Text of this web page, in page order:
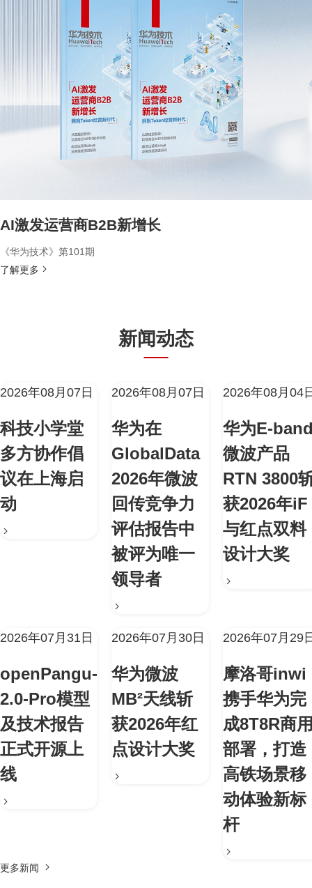
AI激发运营商B2B新增长
《华为技术》第101期
了解更多
新闻动态
2026年08月07日
科技小学堂
多方协作倡
议在上海启
动
2026年08月07日
华为在
GlobalData
2026年微波
回传竞争力
评估报告中
被评为唯一
领导者
2026年08月04
华为E-
微波产品
RTN 3800
获2026年iF
与红点双料
设计大奖
2026年07月31日
openPangu-
2.0-Pro模型
及技术报告
正式开源上
线
2026年07月30日
华为微波
MB²天线斩
获2026年红
点设计大奖
2026年07月29
摩洛哥inwi
携手华为完
成8T8R商
部署，打造
高铁场景移
动体验新标
杆
更多新闻